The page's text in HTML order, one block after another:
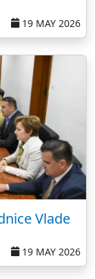
19 MAY 2026
Vlade
19 MAY 2026